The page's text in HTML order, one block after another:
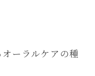
ーラルケアの種